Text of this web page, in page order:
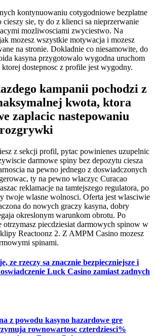
kontynuowaniu cotygodniowe bezplatne
sie, ty do z klienci sa nieprzerwanie
mozliwosciami zwyciestwo. Na
mozesz wszystkie motywacja i mozesz
na stronie. Dokladnie co niesamowite, do
kasyna przygotowalo wygodna uruchom
dostepnosc z profile jest wygodny.
kampanii pochodzi z
kwota, ktora
zaplacic nastepowaniu
z sekcji profil, pytac powinienes uzupelnic
darmowe spiny bez depozytu ciesza
na pewno jednego z doswiadczonych
ty na pewno wlaczyc Curacao
reklamacje na tamtejszego regulatora, po
twoje wlasne wolnosci. Oferta jest wlasciwie
do nowych graczy kasyna, dobry
okreslonym warunkom obrotu. Po
otrzymasz piecdziesiat darmowych spinow w
Reactoonz 2. Z AMPM Casino mozesz
spinami.
ze rzeczy sa znacznie bezpieczniejsze i
Luck Casino zamiast zadnych
z powodu kasyno hazardowe gre
rownowartosc czterdziesci%